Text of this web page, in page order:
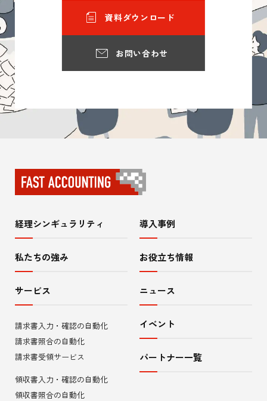
お問い合わせ
資料ダウンロード
サ
イ
内
メ
ニ
ュ
経理シンギュラリティ
私たちの強み
サービス
請求書入力・確認の自動化
請求書照合の自動化
請求書受領サービス
領収書入力・確認の自動化
領収書照合の自動化
導入事例
お役立ち情報
ニュース
イベント
パートナー一覧